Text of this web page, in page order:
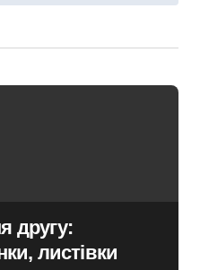
другу:
листівки